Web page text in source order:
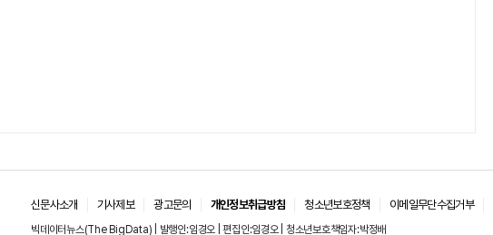
신문사소개 기사제보 광고문의 개인정보취급방침 청소년보호정책 이메일무단수집거부
빅데이터뉴스(The BigData) | 발행인:임경오 | 편집인:임경오 | 청소년보호책임자:박정배